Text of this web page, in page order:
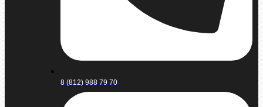
8 (812) 988 79 70